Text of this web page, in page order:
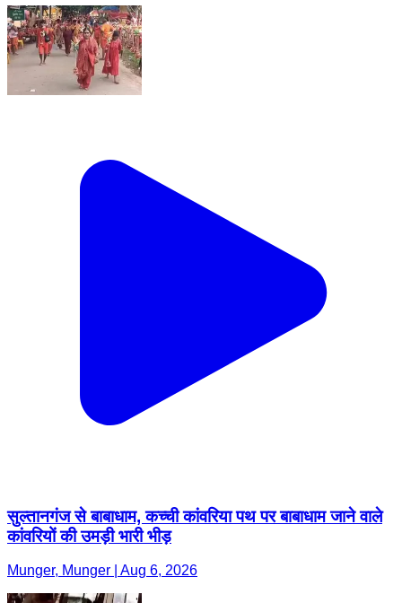
सुल्तानगंज से बाबाधाम, कच्ची कांवरिया पथ पर बाबाधाम जाने वाले
कांवरियों की उमड़ी भारी भीड़
Munger, Munger | Aug 6, 2026